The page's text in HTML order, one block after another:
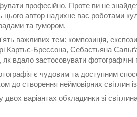
професійно. Проте ви не
цього автор надихне вас роботами
та гумором.
важливих тем: композиція,
Картьє-Брессона, Себастьяна
як вдало застосовувати
є чудовим та доступним
до створення неймовірних світлин
двох варіантах обкладинки зі